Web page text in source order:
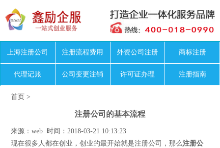
上海注册公司 注册流程费用 外资公司注册 商标注册
代理记账 公司变更注销 许可证办理 注册指南
首页 >
注册公司的基本流程
来源：web 时间：2018-03-21 10:13:23
现在很多人都在创业，创业的最开始就是注册公司，那么注册公